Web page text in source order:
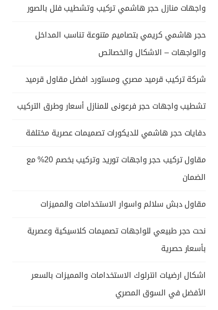
واجهات منازل حجر هاشمي تركيب وتشطيب فلل بالصور
حجر هاشمي كريمي بتصاميم متنوعة تناسب المداخل
والواجهات – الاشكال والخصائص
شركة تركيب قرميد مصري ومستورد افضل مقاول قرميد
تشطيب واجهات حجر فرعونى للمنازل أسعار وطرق التركيب
دفايات حجر هاشمي للديكورات تصميمات عصرية مختلفة
مقاول تركيب حجر واجهات توريد وتركيب بخصم 20% مع
الضمان
مقاول دبش سلالم واسوار الاستخدامات والمميزات
نحت حجر طبيعي للواجهات تصميمات كلاسيكية وعصرية
بأسعار حصرية
اشكال ارضيات انترلوك الاستخدامات والمميزات بالسعر
الأفضل في السوق المصري